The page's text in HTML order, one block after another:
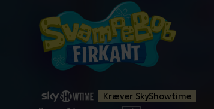
Kræver SkyShowtime